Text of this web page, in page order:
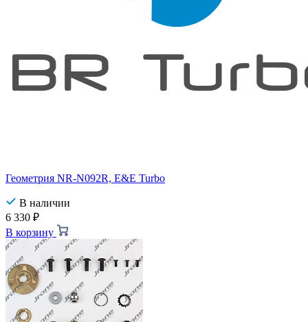
Геометрия NR-N092R, E&E Turbo
В наличии
6 330 ₽
В корзину